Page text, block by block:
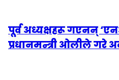
पूर्व अध्यक्षहरू गएनन्
प्रधानमन्त्री ओलीले गरे